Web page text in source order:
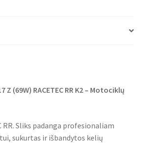
Z (69W) RACETEC RR K2 – Motociklų
RR. Sliks padanga profesionaliam
sukurtas ir išbandytos kelių